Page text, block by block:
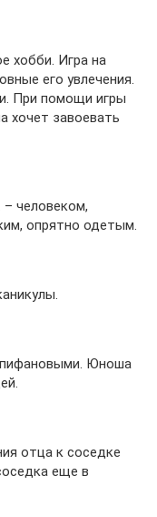
хобби. Игра на
его увлечения.
При помощи игры
хочет завоевать
человеком,
опрятно одетым.
Юноша
отца к соседке
еще в